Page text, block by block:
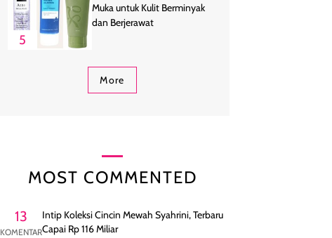
5
Muka untuk Kulit Berminyak
dan Berjerawat
More
MOST COMMENTED
13
KOMENTAR
Intip Koleksi Cincin Mewah Syahrini, Terbaru
Capai Rp 116 Miliar